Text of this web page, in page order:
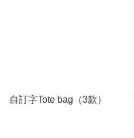
自訂字Tote bag（3款）